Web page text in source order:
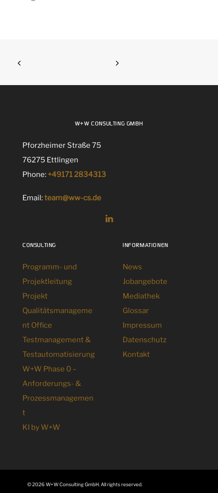
W+W CONSULTING GMBH
Pforzheimer Straße 75
76275 Ettlingen
Phone: +49171 2834313
Email:team@ww-cs.de
CONSULTING
Programm- und
Projektleitung
Projekt
Qualitätsmanageme
nt Office
Testmanagement &
Testautomatisierung
W+W Phase 0 –
Anforderungs- &
Prozessmanagemen
t
KI by W+W
INFORMATIONEN
News
Jobangebote
Mediathek
Glossar
Impressum
Datenschutz
Kontakt
© 2026 W+W Consulting GmbH. All rights reserved.